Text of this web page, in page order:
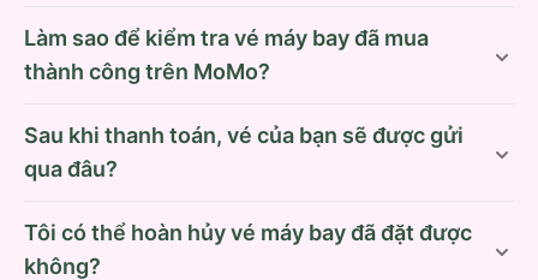
Làm sao để kiểm tra vé máy bay đã mua
thành công trên MoMo?
Sau khi thanh toán, vé của bạn sẽ được gửi
qua đâu?
Tôi có thể hoàn hủy vé máy bay đã đặt được
không?